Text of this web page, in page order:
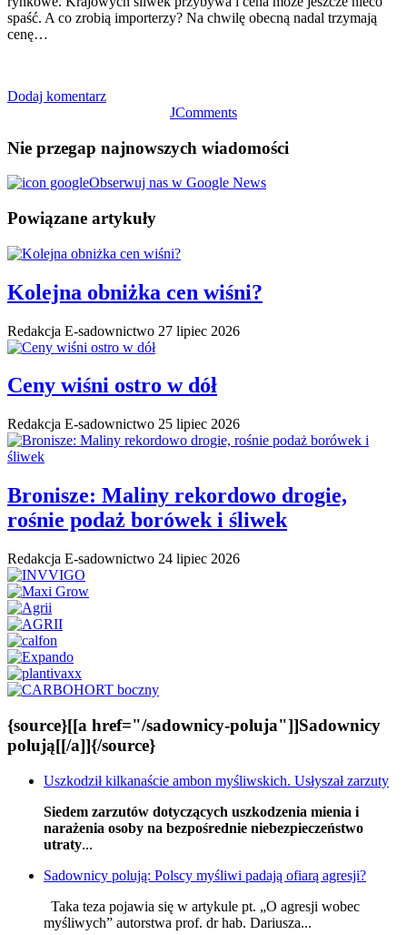
spaść. A co zrobią importerzy? Na chwilę obecną nadal trzymają
cenę…
Dodaj komentarz
JComments
Nie przegap najnowszych wiadomości
Obserwuj nas w Google News
Powiązane artykuły
Kolejna obniżka cen wiśni?
Redakcja E-sadownictwo 27 lipiec 2026
Ceny wiśni ostro w dół
Redakcja E-sadownictwo 25 lipiec 2026
Bronisze: Maliny rekordowo drogie,
rośnie podaż borówek i śliwek
Redakcja E-sadownictwo 24 lipiec 2026
{source}[[a href="/sadownicy-poluja"]]Sadownicy
polują[[/a]]{/source}
Uszkodził kilkanaście ambon myśliwskich. Usłyszał zarzuty
Siedem zarzutów dotyczących uszkodzenia mienia i
narażenia osoby na bezpośrednie niebezpieczeństwo
utraty...
Sadownicy polują: Polscy myśliwi padają ofiarą agresji?
Taka teza pojawia się w artykule pt. „O agresji wobec
myśliwych” autorstwa prof. dr hab. Dariusza...